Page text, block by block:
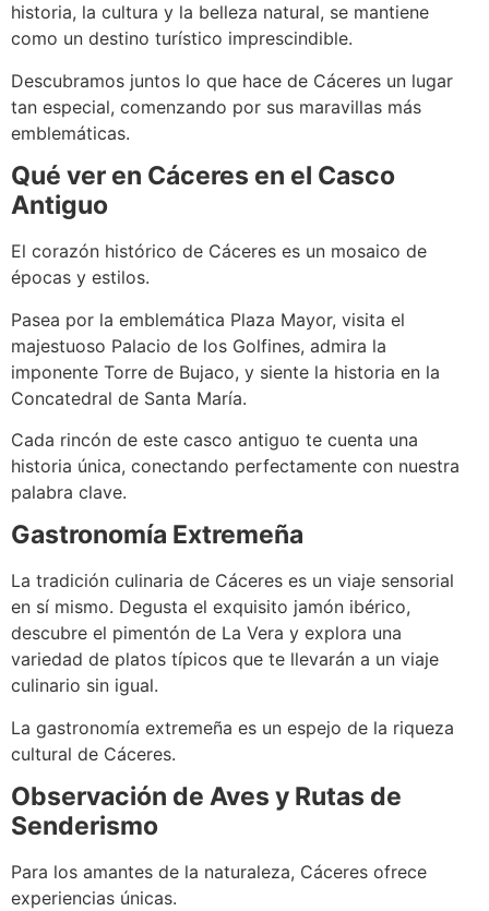
historia, la cultura y la belleza natural, se mantiene
como un destino turístico imprescindible.
Descubramos juntos lo que hace de Cáceres un lugar
tan especial, comenzando por sus maravillas más
emblemáticas.
Qué ver en Cáceres en el Casco
Antiguo
El corazón histórico de Cáceres es un mosaico de
épocas y estilos.
Pasea por la emblemática Plaza Mayor, visita el
majestuoso Palacio de los Golfines, admira la
imponente Torre de Bujaco, y siente la historia en la
Concatedral de Santa María.
Cada rincón de este casco antiguo te cuenta una
historia única, conectando perfectamente con nuestra
palabra clave.
Gastronomía Extremeña
La tradición culinaria de Cáceres es un viaje sensorial
en sí mismo. Degusta el exquisito jamón ibérico,
descubre el pimentón de La Vera y explora una
variedad de platos típicos que te llevarán a un viaje
culinario sin igual.
La gastronomía extremeña es un espejo de la riqueza
cultural de Cáceres.
Observación de Aves y Rutas de
Senderismo
Para los amantes de la naturaleza, Cáceres ofrece
experiencias únicas.